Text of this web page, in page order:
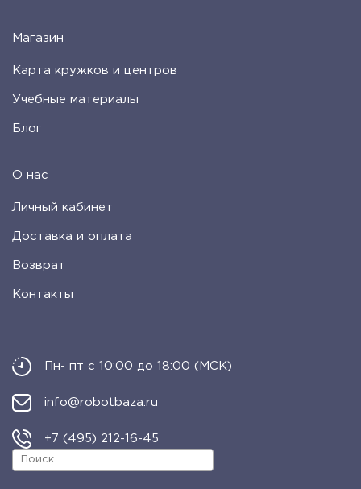
Магазин
Карта кружков и центров
Учебные материалы
Блог
О нас
Личный кабинет
Доставка и оплата
Возврат
Контакты
Пн- пт с 10:00 до 18:00 (МСК)
info@robotbaza.ru
+7 (495) 212-16-45